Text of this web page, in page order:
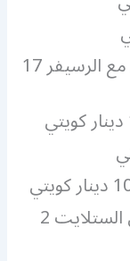
تركيب قمر نايل سات كانل مع الرسيفر 17
خدمة توصيل اي شي يخص الستلايت 2